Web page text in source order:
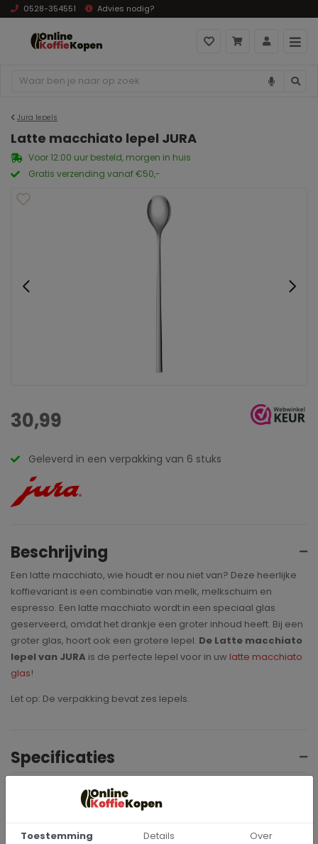
0528-354551 Advies nodig?
Jura lepels
Latte macchiato lepel JURA
Geleverd in een verpakking van 6 stuks
30,99
Voor 12:00 uur besteld, morgen in huis
Gratis verzending vanaf €50,-
Beschrijving
Een latte macchiato, wie houdt er nou niet van? Deze heerlijke
koffievariant is een combinatie van melk, melkschuim en
espresso. Een latte macchiato wordt in een speciaal glas
geserveerd, omdat het drankje een groter inhoud heeft. Bij een
groter glas, hoort ook een grotere lepel. De Latte macchiato
lepel van JURA is de perfecte lepel voor in uw latte macchiato
glas!
Let op: De verpakking bevat zes lepels.
Specificaties
Artikelnummer
Merk Jura
Toestemming Details Over